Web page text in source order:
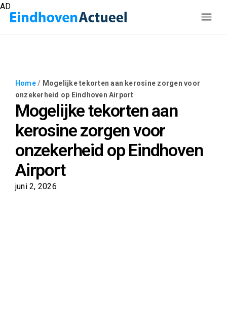
Home/ Mogelijke tekorten aan kerosine zorgen voor
onzekerheid op Eindhoven Airport
Mogelijke tekorten aan
kerosine zorgen voor
onzekerheid op Eindhoven
Airport
juni 2, 2026
AD